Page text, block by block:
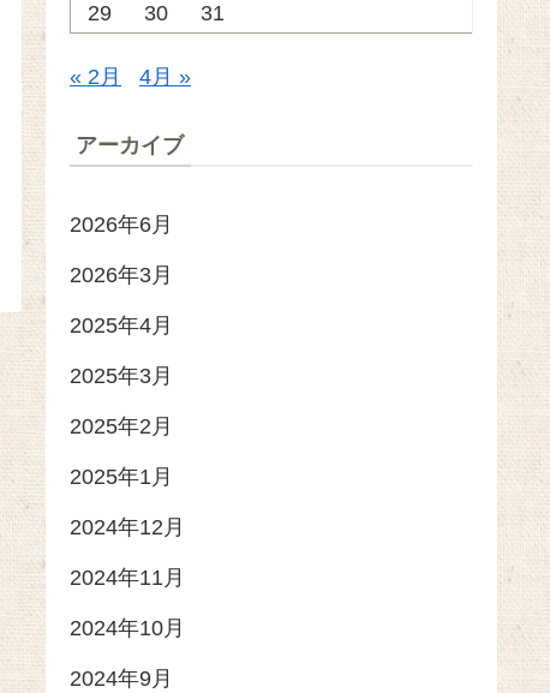
29
30 31
« 2月 4月 »
アーカイブ
2026年6月
2026年3月
2025年4月
2025年3月
2025年2月
2025年1月
2024年12月
2024年11月
2024年10月
2024年9月